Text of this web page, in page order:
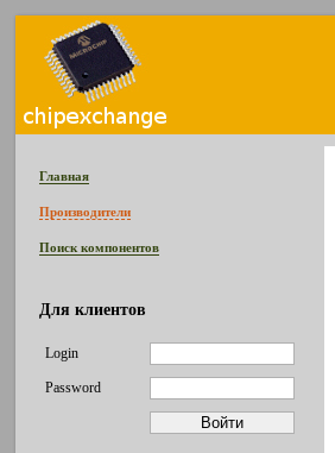
Главная
Производители
Поиск компонентов
Для клиентов
Login
Password